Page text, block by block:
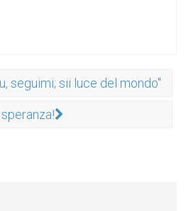
seguimi; sii luce del mondo"